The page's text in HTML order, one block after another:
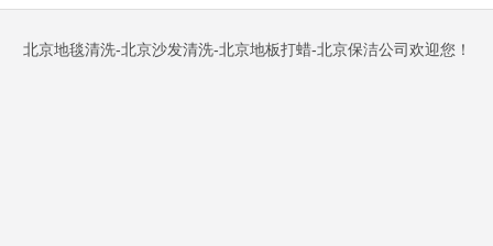
北京地毯清洗-北京沙发清洗-北京地板打蜡-北京保洁公司欢迎您！